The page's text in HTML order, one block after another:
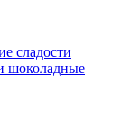
сладости
шоколадные